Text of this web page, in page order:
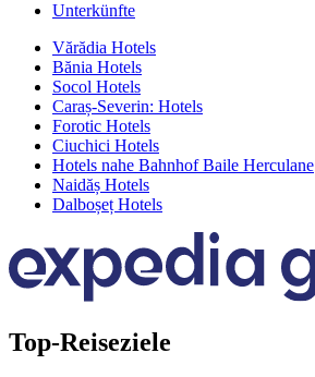
Unterkünfte
Vărădia Hotels
Bănia Hotels
Socol Hotels
Caraș-Severin: Hotels
Forotic Hotels
Ciuchici Hotels
Hotels nahe Bahnhof Baile Herculane
Naidăș Hotels
Dalboșeț Hotels
Top-Reiseziele